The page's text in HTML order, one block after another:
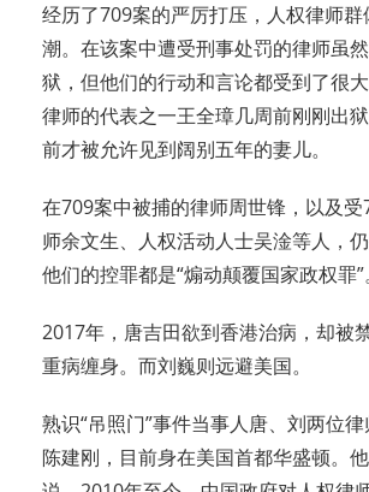
经历了709案的严厉打压，人权律师
潮。在该案中遭受刑事处罚的律师虽
狱，但他们的行动和言论都受到了很
律师的代表之一王全璋几周前刚刚出
前才被允许见到阔别五年的妻儿。
在709案中被捕的律师周世锋，以及
师余文生、人权活动人士吴淦等人，
他们的控罪都是“煽动颠覆国家政权罪”。
2017年，唐吉田欲到香港治病，却被
重病缠身。而刘巍则远避美国。
熟识“吊照门”事件当事人唐、刘两位
陈建刚，目前身在美国首都华盛顿。